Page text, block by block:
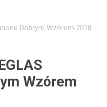
Dobrym Wzórem 2018
Wzórem